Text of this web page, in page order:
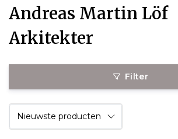
Andreas Martin Löf
Arkitekter
Filter